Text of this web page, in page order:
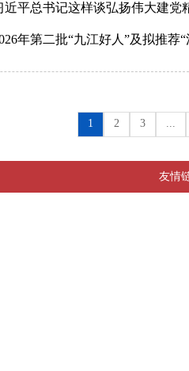
近平总书记这样谈弘扬伟大建党
年第二批“九江好人”及拟推荐
1 2 3 ...
友情